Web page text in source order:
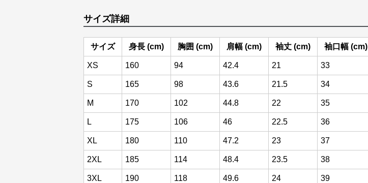
サイズ詳細
サイズ 身長 (cm) 胸囲 (cm) 肩幅 (cm) 袖丈 (cm) 袖口幅 (cm)
XS 160 94 42.4 21 33
S 165 98 43.6 21.5 34
M 170 102 44.8 22 35
L 175 106 46 22.5 36
XL 180 110 47.2 23 37
2XL 185 114 48.4 23.5 38
3XL 190 118 49.6 24 39